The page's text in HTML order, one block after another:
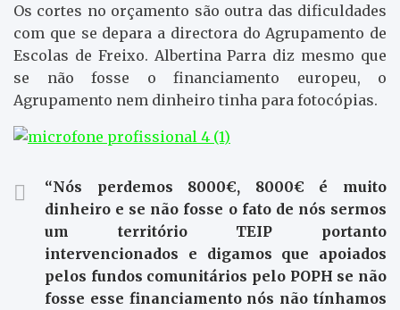
Os cortes no orçamento são outra das dificuldades
com que se depara a directora do Agrupamento de
Escolas de Freixo. Albertina Parra diz mesmo que
se não fosse o financiamento europeu, o
Agrupamento nem dinheiro tinha para fotocópias.
“Nós perdemos 8000€, 8000€ é muito
dinheiro e se não fosse o fato de nós sermos
um território TEIP portanto
intervencionados e digamos que apoiados
pelos fundos comunitários pelo POPH se não
fosse esse financiamento nós não tínhamos